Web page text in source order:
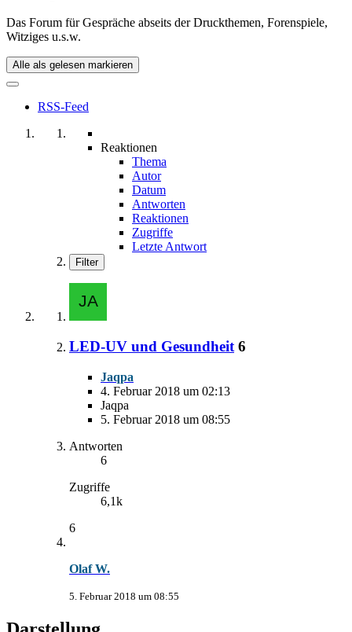
Das Forum für Gespräche abseits der Druckthemen, Forenspiele,
Witziges u.s.w.
Alle als gelesen markieren
RSS-Feed
Reaktionen
Thema
Autor
Datum
Antworten
Reaktionen
Zugriffe
Letzte Antwort
Filter
LED-UV und Gesundheit 6
Jaqpa
4. Februar 2018 um 02:13
Jaqpa
5. Februar 2018 um 08:55
Antworten
6
Zugriffe
6,1k
6
Olaf W.
5. Februar 2018 um 08:55